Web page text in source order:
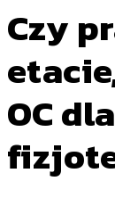
Czy
OC dla